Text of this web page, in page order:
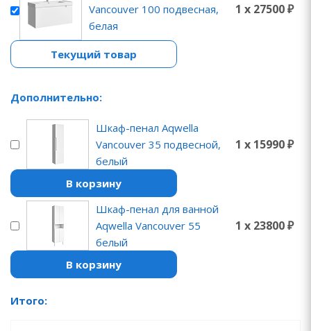
Vancouver 100 подвесная,
белая
1 x 27500 ₽
Текущий товар
Дополнительно:
Шкаф-пенал Aqwella
Vancouver 35 подвесной,
белый
1 x 15990 ₽
В корзину
Шкаф-пенал для ванной
Aqwella Vancouver 55
белый
1 x 23800 ₽
В корзину
Итого: